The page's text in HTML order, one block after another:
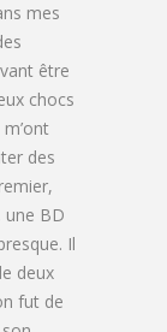
mes
être
chocs
des
BD
Il
deux
fut de